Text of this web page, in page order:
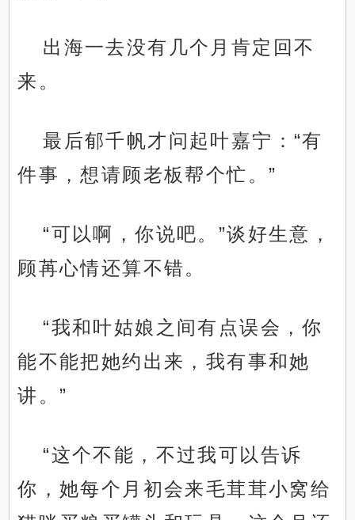
出海一去没有几个月肯定回不
来。
最后郁千帆才问起叶嘉宁：“有
件事，想请顾老板帮个忙。”
“可以啊，你说吧。”谈好生意，
顾苒心情还算不错。
“我和叶姑娘之间有点误会，你
能不能把她约出来，我有事和她
讲。”
“这个不能，不过我可以告诉
你，她每个月初会来毛茸茸小窝给